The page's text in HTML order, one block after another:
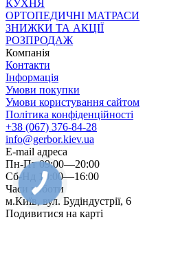
КУХНЯ
ОРТОПЕДИЧНІ МАТРАСИ
ЗНИЖКИ ТА АКЦІЇ
РОЗПРОДАЖ
Компанія
Контакти
Інформація
Умови покупки
Умови користування сайтом
Політика конфіденційності
+38 (067) 376-84-28
info@gerbor.kiev.ua
E-mail адреса
Пн-Пт 09:00—20:00
Сб-Нд 10:00—16:00
Часи роботи
м.Київ, вул. Будіндустрії, 6
Подивитися на карті